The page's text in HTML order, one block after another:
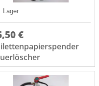
Lager
€